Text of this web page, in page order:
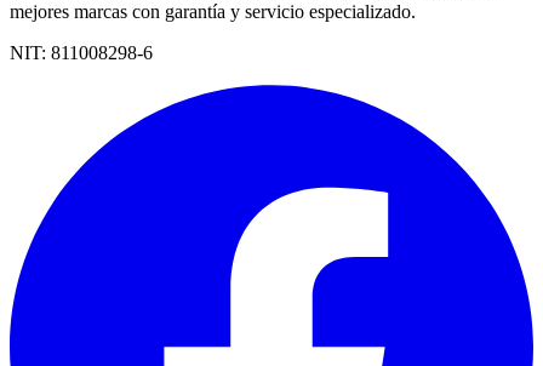
mejores marcas con garantía y servicio especializado.
NIT: 811008298-6